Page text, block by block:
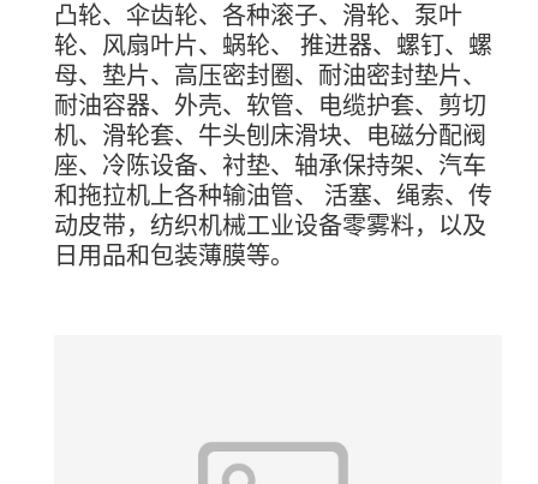
凸轮、伞齿轮、各种滚子、滑轮、泵叶
轮、风扇叶片、蜗轮、 推进器、螺钉、螺
母、垫片、高压密封圈、耐油密封垫片、
耐油容器、外壳、软管、电缆护套、剪切
机、滑轮套、牛头刨床滑块、电磁分配阀
座、冷陈设备、衬垫、轴承保持架、汽车
和拖拉机上各种输油管、 活塞、绳索、传
动皮带，纺织机械工业设备零雾料，以及
日用品和包装薄膜等。